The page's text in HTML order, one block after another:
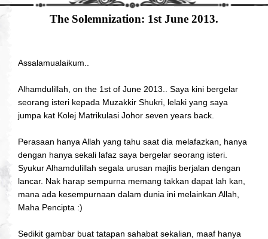
The Solemnization: 1st June 2013.
Assalamualaikum..
Alhamdulillah, on the 1st of June 2013.. Saya kini bergelar
seorang isteri kepada Muzakkir Shukri, lelaki yang saya
jumpa kat Kolej Matrikulasi Johor seven years back.
Perasaan hanya Allah yang tahu saat dia melafazkan, hanya
dengan hanya sekali lafaz saya bergelar seorang isteri.
Syukur Alhamdulillah segala urusan majlis berjalan dengan
lancar. Nak harap sempurna memang takkan dapat lah kan,
mana ada kesempurnaan dalam dunia ini melainkan Allah,
Maha Pencipta :)
Sedikit gambar buat tatapan sahabat sekalian, maaf hanya